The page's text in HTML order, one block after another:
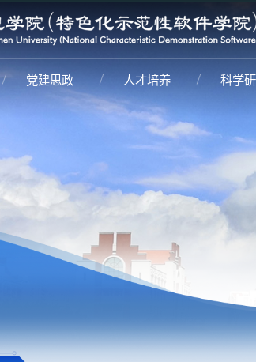
党建思政 人才培养 科学